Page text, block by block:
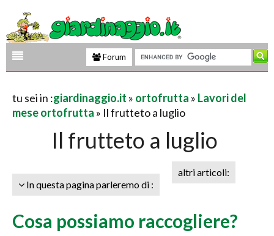
Forum
tu sei in :giardinaggio.it » ortofrutta » Lavori del
mese ortofrutta » Il frutteto a luglio
Il frutteto a luglio
In questa pagina parleremo di :
altri articoli:
Cosa possiamo raccogliere?